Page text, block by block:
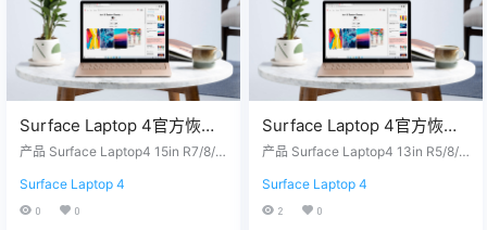
Surface Laptop 4官方恢复
镜像25H2版本
AMD_BMR_82040_2026.40
2.11949415.zip网盘下载
产品 Surface Laptop4 15in R7/8/2
H2 没有找到您需要的文件？ 请联
系我们，提供您设备上的12位产品
序列号，我们为您下载。 QQ/微
Surface Laptop 4
0 0
Surface Laptop 4官方恢复
镜像25H2版本
AMD_BMR_42032_2026.40
2.11949415.zip网盘下载
产品 Surface Laptop4 13in R5/8/1
H2 没有找到您需要的文件？ 请联
系我们，提供您设备上的12位产品
序列号，我们为您下载。 QQ/微
Surface Laptop 4
2 0